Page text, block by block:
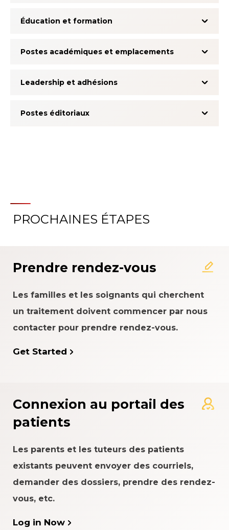
Éducation et formation
Postes académiques et emplacements
Leadership et adhésions
Postes éditoriaux
À propos du système
PROCHAINES ÉTAPES
Prendre rendez-vous
Les familles et les soignants qui cherchent
un traitement doivent commencer par nous
contacter pour prendre rendez-vous.
Get Started
Connexion au portail des
patients
Les parents et les tuteurs des patients
existants peuvent envoyer des courriels,
demander des dossiers, prendre des rendez-
vous, etc.
Log in Now